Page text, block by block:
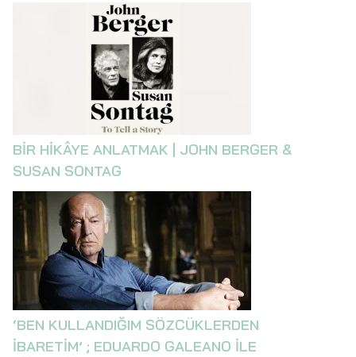
BİR HİKÂYE ANLATMAK | JOHN BERGER &
SUSAN SONTAG
‘BEN KULLANDIĞIM SÖZCÜKLERDEN
İBARETİM’ ; EDUARDO GALEANO İLE